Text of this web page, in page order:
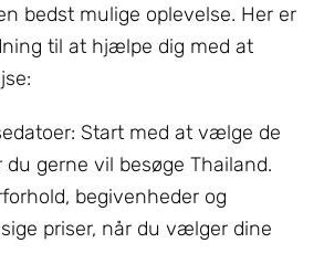
bedst mulige oplevelse. Her er
til at hjælpe dig med at
Start med at vælge de
du gerne vil besøge Thailand.
begivenheder og
priser, når du vælger dine